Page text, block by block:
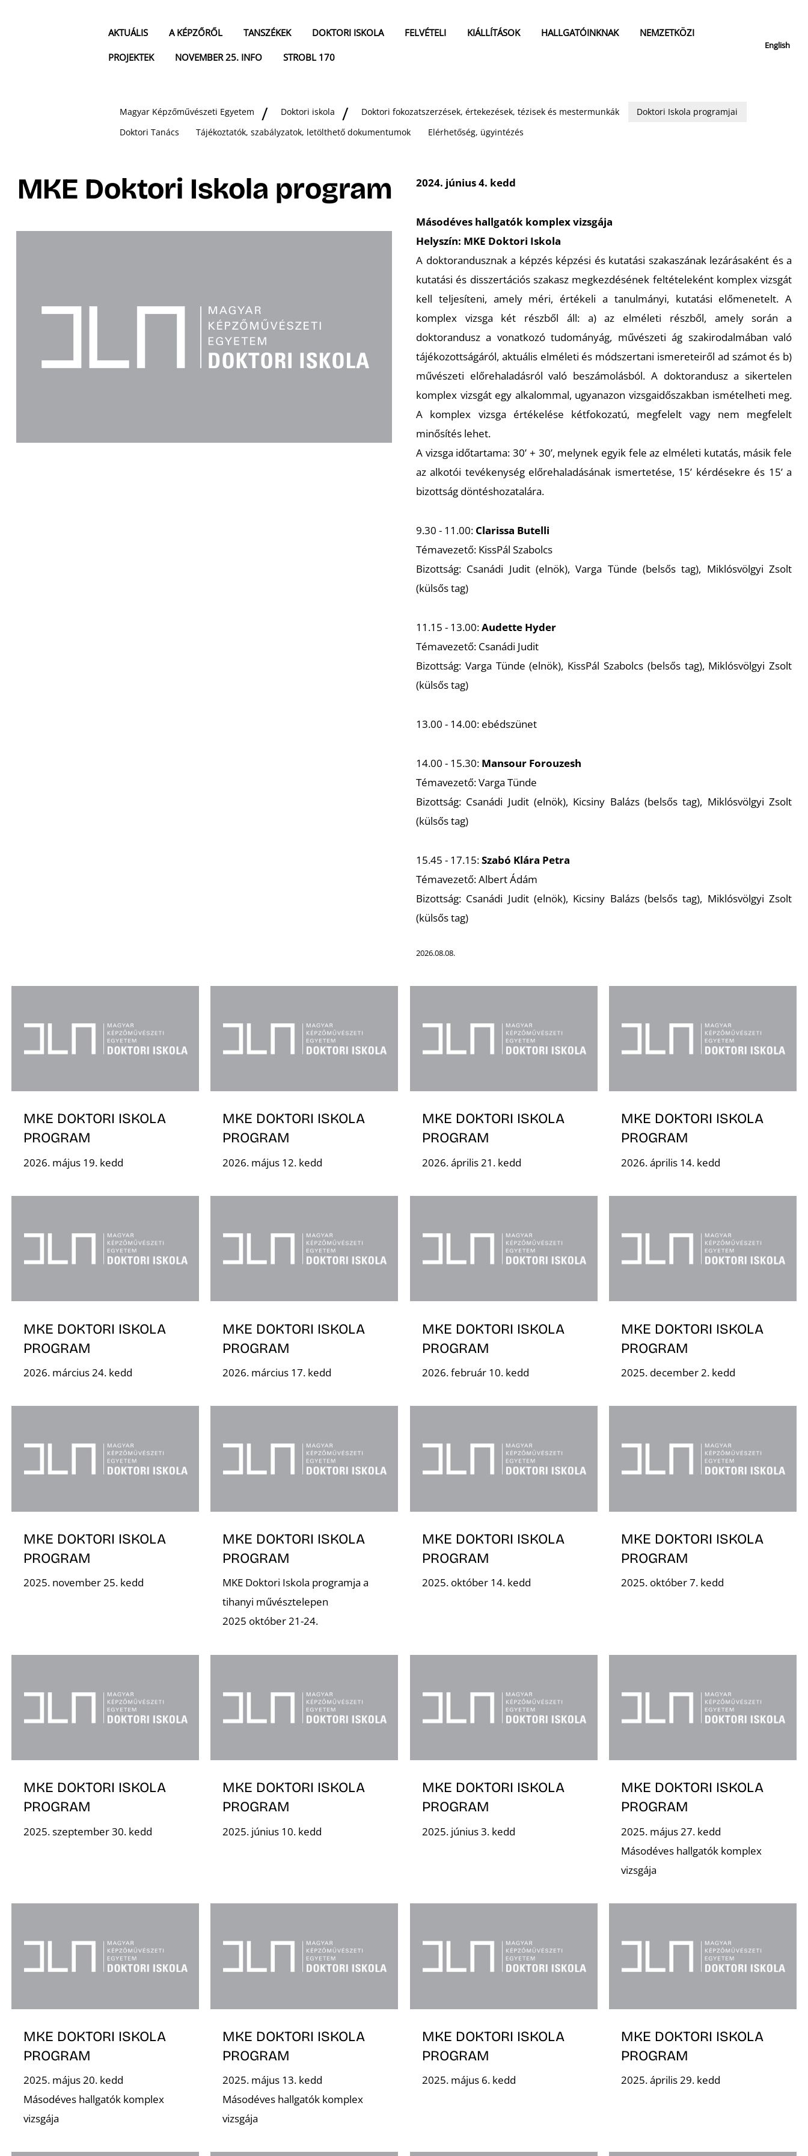
AKTUÁLIS A KÉPZŐRŐL TANSZÉKEK DOKTORI ISKOLA FELVÉTELI KIÁLLÍTÁSOK HALLGATÓINKNAK
NEMZETKÖZI
PROJEKTEK
NOVEMBER 25. INFO STROBL 170
English
Magyar Képzőművészeti Egyetem Doktori iskola Doktori fokozatszerzések, értekezések, tézisek és mestermunkák
Doktori Iskola programjai
Doktori Tanács
Tájékoztatók, szabályzatok, letölthető dokumentumok Elérhetőség, ügyintézés
MKE Doktori Iskola program 2024. június 4. kedd
Másodéves hallgatók komplex vizsgája
Helyszín: MKE Doktori Iskola
A doktorandusznak a képzés képzési és kutatási szakaszának lezárásaként és a
kutatási és disszertációs szakasz megkezdésének feltételeként komplex vizsgát
kell teljesíteni, amely méri, értékeli a tanulmányi, kutatási előmenetelt. A
komplex vizsga két részből áll: a) az elméleti részből, amely során a
doktorandusz a vonatkozó tudományág, művészeti ág szakirodalmában való
tájékozottságáról, aktuális elméleti és módszertani ismereteiről ad számot és b)
művészeti előrehaladásról való beszámolásból. A doktorandusz a sikertelen
komplex vizsgát egy alkalommal, ugyanazon vizsgaidőszakban ismételheti meg.
A komplex vizsga értékelése kétfokozatú, megfelelt vagy nem megfelelt
minősítés lehet.
A vizsga időtartama: 30’ + 30’, melynek egyik fele az elméleti kutatás, másik fele
az alkotói tevékenység előrehaladásának ismertetése, 15’ kérdésekre és 15’ a
bizottság döntéshozatalára.
9.30 - 11.00: Clarissa Butelli
Témavezető: KissPál Szabolcs
Bizottság: Csanádi Judit (elnök), Varga Tünde (belsős tag), Miklósvölgyi Zsolt
(külsős tag)
11.15 - 13.00:Audette Hyder
Témavezető: Csanádi Judit
Bizottság: Varga Tünde (elnök), KissPál Szabolcs (belsős tag), Miklósvölgyi Zsolt
(külsős tag)
13.00 - 14.00: ebédszünet
14.00 - 15.30: Mansour Forouzesh
Témavezető: Varga Tünde
Bizottság: Csanádi Judit (elnök), Kicsiny Balázs (belsős tag), Miklósvölgyi Zsolt
(külsős tag)
15.45 - 17.15:Szabó Klára Petra
Témavezető: Albert Ádám
Bizottság: Csanádi Judit (elnök), Kicsiny Balázs (belsős tag), Miklósvölgyi Zsolt
(külsős tag)
2026.08.08.
MKE DOKTORI ISKOLA
PROGRAM
2026. május 19. kedd
MKE DOKTORI ISKOLA
PROGRAM
2026. május 12. kedd
MKE DOKTORI ISKOLA
PROGRAM
2026. április 21. kedd
MKE DOKTORI ISKOLA
PROGRAM
2026. április 14. kedd
MKE DOKTORI ISKOLA
PROGRAM
2026. március 24. kedd
MKE DOKTORI ISKOLA
PROGRAM
2026. március 17. kedd
MKE DOKTORI ISKOLA
PROGRAM
2026. február 10. kedd
MKE DOKTORI ISKOLA
PROGRAM
2025. december 2. kedd
MKE DOKTORI ISKOLA
PROGRAM
2025. november 25. kedd
MKE DOKTORI ISKOLA
PROGRAM
MKE Doktori Iskola programja a
tihanyi művésztelepen
2025 október 21-24.
MKE DOKTORI ISKOLA
PROGRAM
2025. október 14. kedd
MKE DOKTORI ISKOLA
PROGRAM
2025. október 7. kedd
MKE DOKTORI ISKOLA
PROGRAM
2025. szeptember 30. kedd
MKE DOKTORI ISKOLA
PROGRAM
2025. június 10. kedd
MKE DOKTORI ISKOLA
PROGRAM
2025. június 3. kedd
MKE DOKTORI ISKOLA
PROGRAM
2025. május 27. kedd
Másodéves hallgatók komplex
vizsgája
MKE DOKTORI ISKOLA
PROGRAM
2025. május 20. kedd
Másodéves hallgatók komplex
vizsgája
MKE DOKTORI ISKOLA
PROGRAM
2025. május 13. kedd
Másodéves hallgatók komplex
vizsgája
MKE DOKTORI ISKOLA
PROGRAM
2025. május 6. kedd
MKE DOKTORI ISKOLA
PROGRAM
2025. április 29. kedd